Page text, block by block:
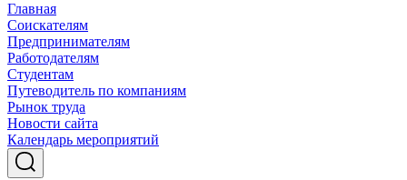
Главная
Соискателям
Предпринимателям
Работодателям
Студентам
Путеводитель по компаниям
Рынок труда
Новости сайта
Календарь мероприятий